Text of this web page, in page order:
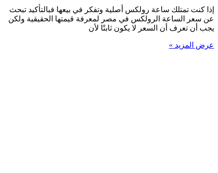
إذا كنت تمتلك ساعة رولكس أصلية وتفكر في بيعها فبالتأكيد تبحث
عن سعر الساعة الرولكس في مصر لمعرفة قيمتها الحقيقية ولكن
يجب أن تعرف أن السعر لا يكون ثابتًا لأن
عرض المزيد »